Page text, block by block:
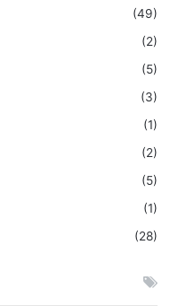
(49)
(2)
(5)
(3)
(1)
(2)
(5)
(1)
(28)